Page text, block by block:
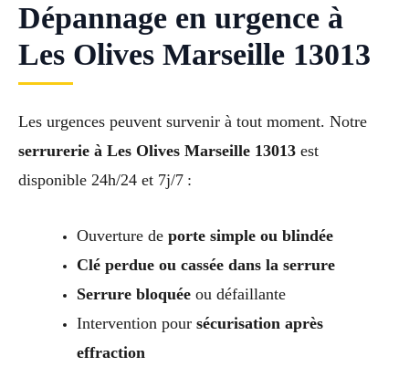
Dépannage en urgence à
Les Olives Marseille 13013
Les urgences peuvent survenir à tout moment. Notre
serrurerie à Les Olives Marseille 13013 est
disponible 24h/24 et 7j/7 :
Ouverture de porte simple ou blindée
Clé perdue ou cassée dans la serrure
Serrure bloquéeou défaillante
Intervention pour sécurisation après
effraction